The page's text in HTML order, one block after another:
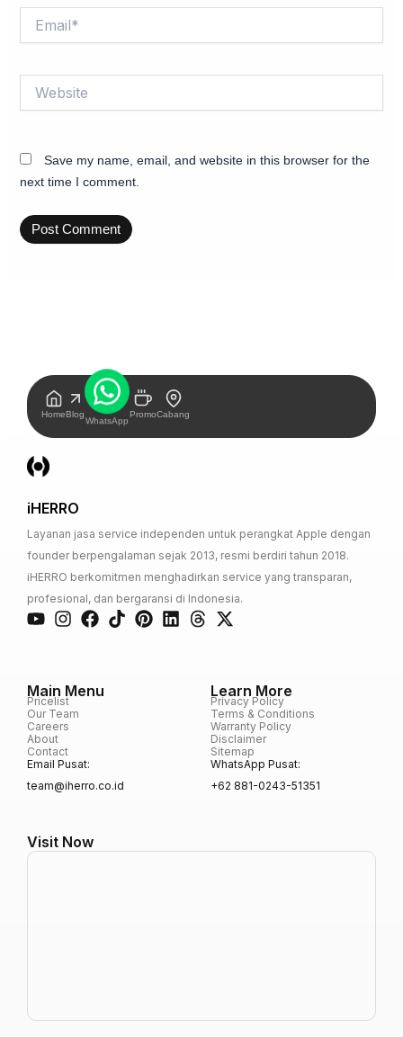
Save my name, email, and website in this browser for the
next time I comment.
HomeBlog
WhatsApp
PromoCabang
iHERRO
Layanan jasa service independen untuk perangkat Apple dengan
founder berpengalaman sejak 2013, resmi berdiri tahun 2018.
iHERRO berkomitmen menghadirkan service yang transparan,
profesional, dan bergaransi di Indonesia.
Main Menu
Pricelist
Our Team
Careers
About
Contact
Email Pusat:
team@iherro.co.id
Learn More
Privacy Policy
Terms & Conditions
Warranty Policy
Disclaimer
Sitemap
WhatsApp Pusat:
+62 881-0243-51351
Visit Now